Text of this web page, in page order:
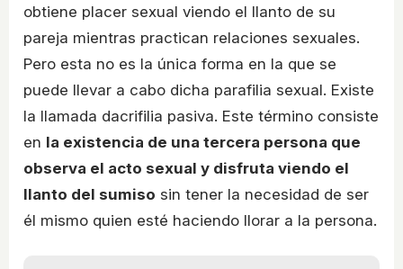
obtiene placer sexual viendo el llanto de su
pareja mientras practican relaciones sexuales.
Pero esta no es la única forma en la que se
puede llevar a cabo dicha parafilia sexual. Existe
la llamada dacrifilia pasiva. Este término consiste
en la existencia de una tercera persona que
observa el acto sexual y disfruta viendo el
llanto del sumiso sin tener la necesidad de ser
él mismo quien esté haciendo llorar a la persona.